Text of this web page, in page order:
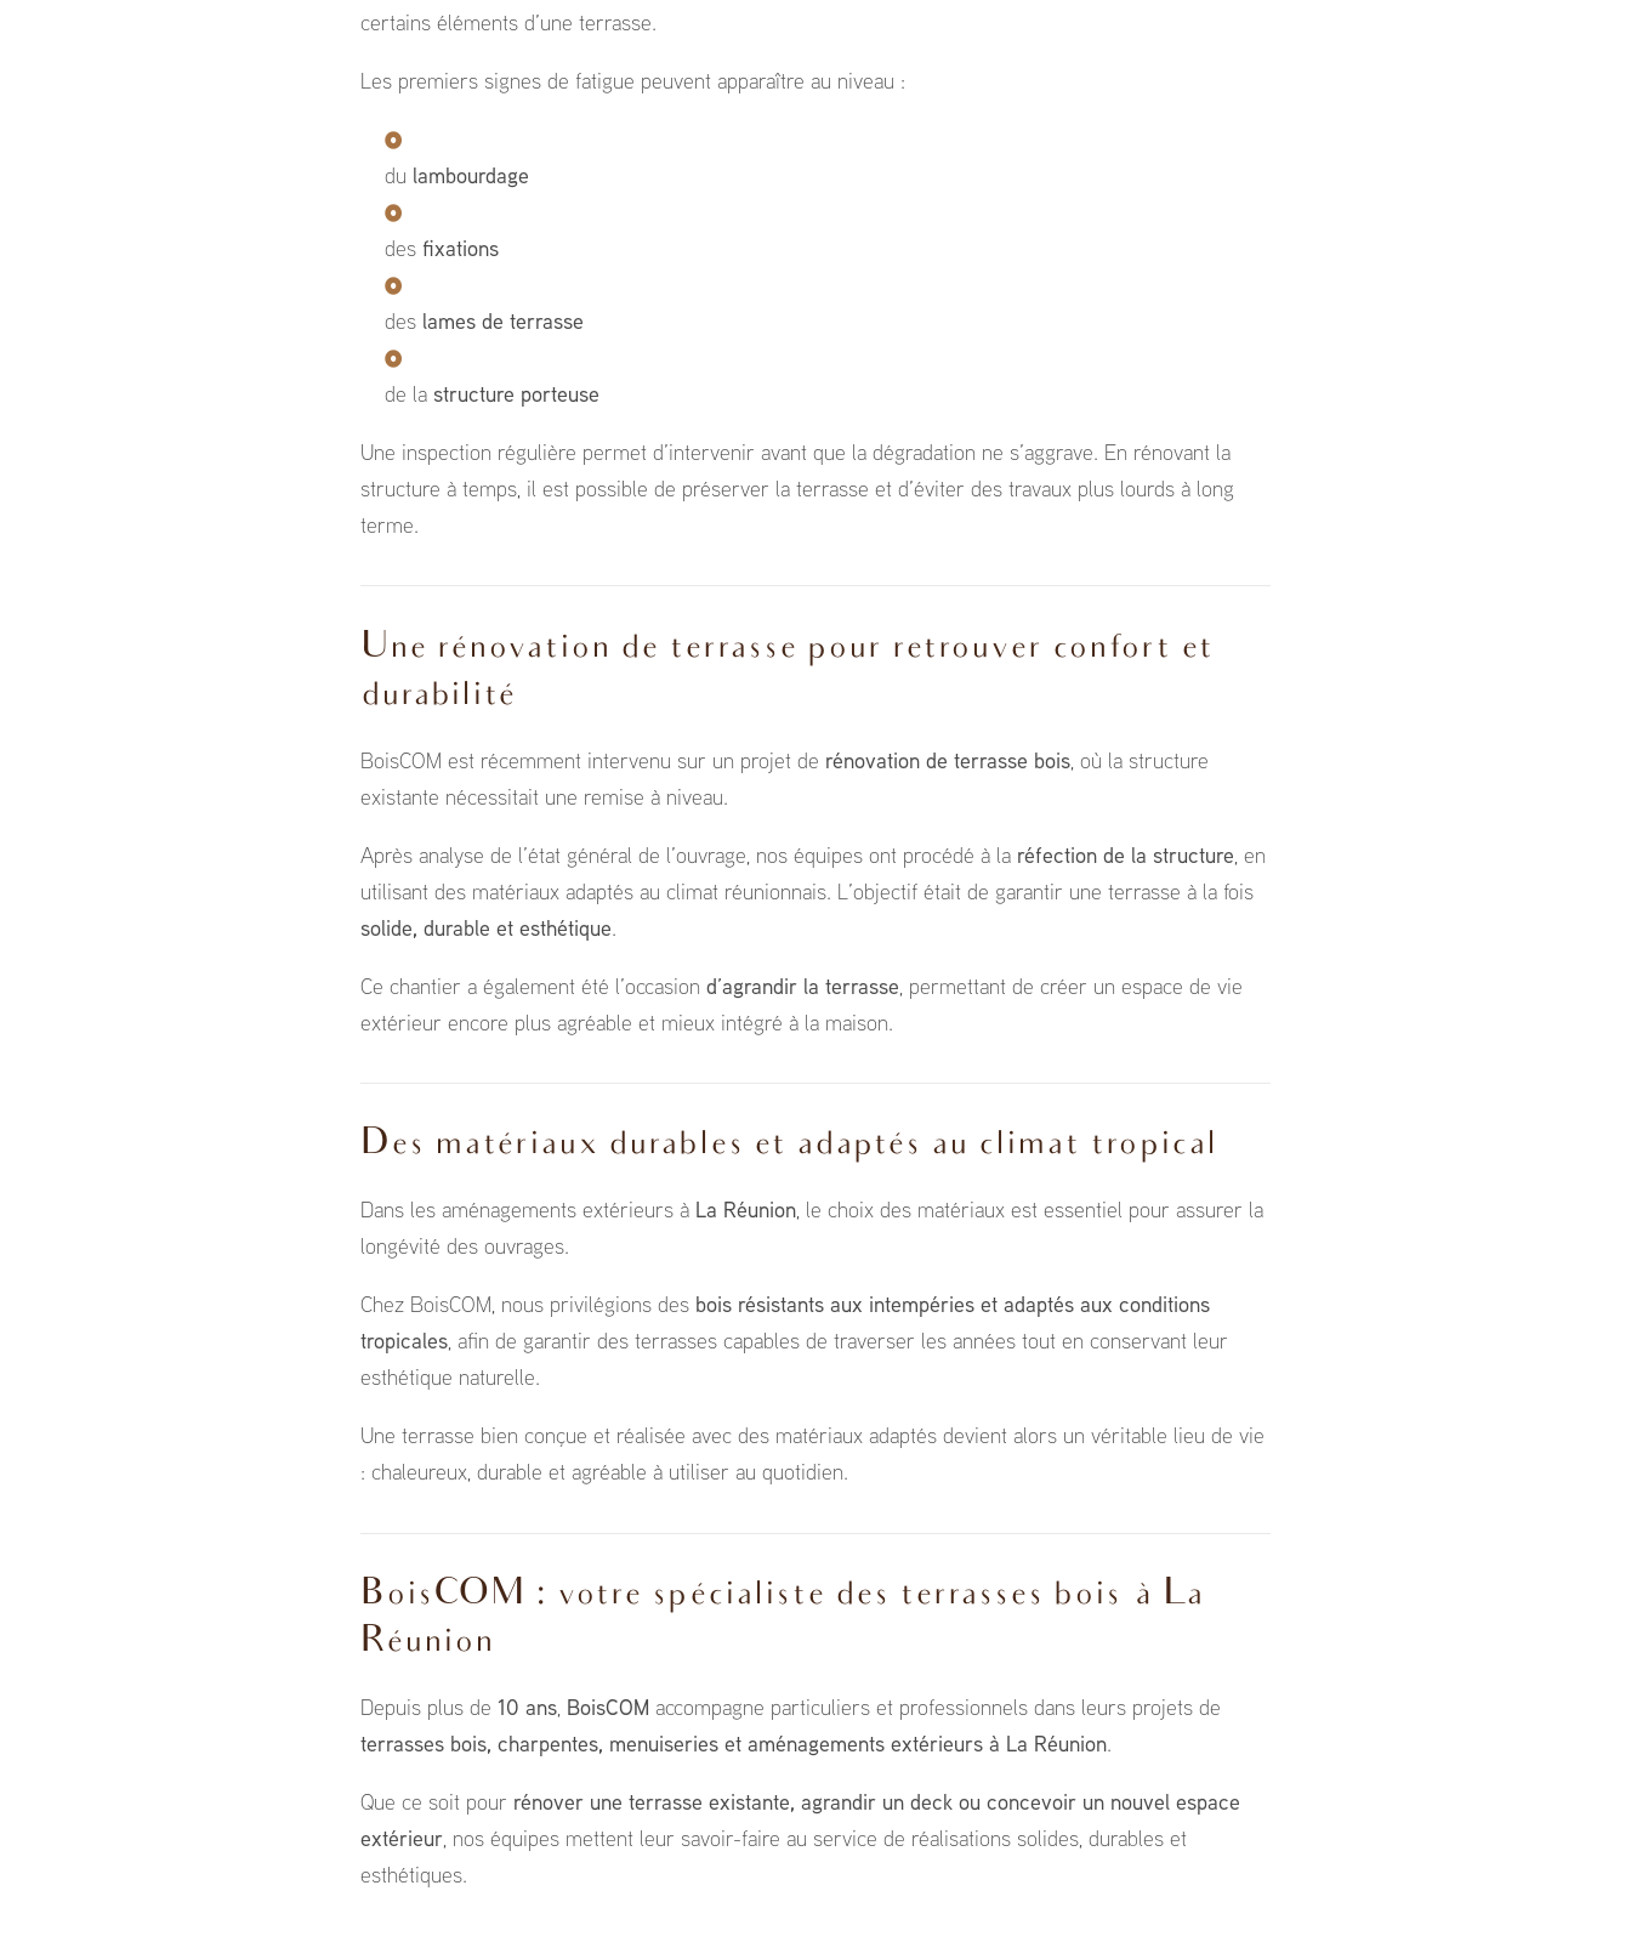
certains éléments d’une terrasse.
Les premiers signes de fatigue peuvent apparaître au niveau :
du lambourdage
des fixations
des lames de terrasse
de la structure porteuse
Une inspection régulière permet d’intervenir avant que la dégradation ne s’aggrave. En rénovant la
structure à temps, il est possible de préserver la terrasse et d’éviter des travaux plus lourds à long
terme.
Une rénovation de terrasse pour retrouver confort et
durabilité
BoisCOM est récemment intervenu sur un projet de rénovation de terrasse bois, où la structure
existante nécessitait une remise à niveau.
Après analyse de l’état général de l’ouvrage, nos équipes ont procédé à la réfection de la structure, en
utilisant des matériaux adaptés au climat réunionnais. L’objectif était de garantir une terrasse à la fois
solide, durable et esthétique.
Ce chantier a également été l’occasion d’agrandir la terrasse, permettant de créer un espace de vie
extérieur encore plus agréable et mieux intégré à la maison.
Des matériaux durables et adaptés au climat tropical
Dans les aménagements extérieurs à La Réunion, le choix des matériaux est essentiel pour assurer la
longévité des ouvrages.
Chez BoisCOM, nous privilégions des bois résistants aux intempéries et adaptés aux conditions
tropicales, afin de garantir des terrasses capables de traverser les années tout en conservant leur
esthétique naturelle.
Une terrasse bien conçue et réalisée avec des matériaux adaptés devient alors un véritable lieu de vie
: chaleureux, durable et agréable à utiliser au quotidien.
BoisCOM : votre spécialiste des terrasses bois à La
Réunion
Depuis plus de 10 ans, BoisCOM accompagne particuliers et professionnels dans leurs projets de
terrasses bois, charpentes, menuiseries et aménagements extérieurs à La Réunion.
Que ce soit pour rénover une terrasse existante, agrandir un deck ou concevoir un nouvel espace
extérieur, nos équipes mettent leur savoir-faire au service de réalisations solides, durables et
esthétiques.